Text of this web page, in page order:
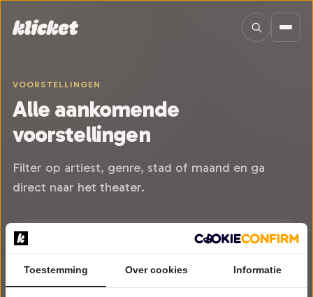
VOORSTELLINGEN
Alle aankomende
voorstellingen
Filter op artiest, genre, stad of maand en ga
direct naar het theater.
Toestemming Over cookies Informatie